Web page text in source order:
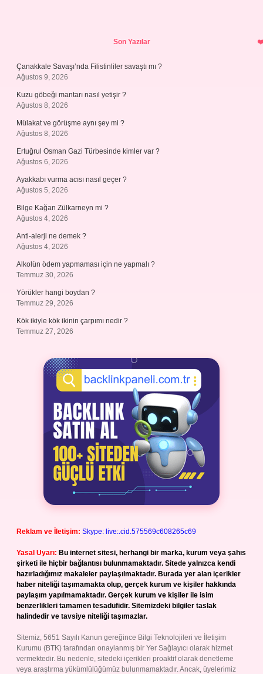
Son Yazılar
Çanakkale Savaşı’nda Filistinliler savaştı mı ?
Ağustos 9, 2026
Kuzu göbeği mantarı nasıl yetişir ?
Ağustos 8, 2026
Mülakat ve görüşme aynı şey mi ?
Ağustos 8, 2026
Ertuğrul Osman Gazi Türbesinde kimler var ?
Ağustos 6, 2026
Ayakkabı vurma acısı nasıl geçer ?
Ağustos 5, 2026
Bilge Kağan Zülkarneyn mi ?
Ağustos 4, 2026
Anti-alerji ne demek ?
Ağustos 4, 2026
Alkolün ödem yapmaması için ne yapmalı ?
Temmuz 30, 2026
Yörükler hangi boydan ?
Temmuz 29, 2026
Kök ikiyle kök ikinin çarpımı nedir ?
Temmuz 27, 2026
Reklam ve İletişim: Skype: live:.cid.575569c608265c69
Yasal Uyarı: Bu internet sitesi, herhangi bir marka, kurum veya şahıs
şirketi ile hiçbir bağlantısı bulunmamaktadır. Sitede yalnızca kendi
hazırladığımız makaleler paylaşılmaktadır. Burada yer alan içerikler
haber niteliği taşımamakta olup, gerçek kurum ve kişiler hakkında
paylaşım yapılmamaktadır. Gerçek kurum ve kişiler ile isim
benzerlikleri tamamen tesadüfidir. Sitemizdeki bilgiler taslak
halindedir ve tavsiye niteliği taşımazlar.
Sitemiz, 5651 Sayılı Kanun gereğince Bilgi Teknolojileri ve İletişim
Kurumu (BTK) tarafından onaylanmış bir Yer Sağlayıcı olarak hizmet
vermektedir. Bu nedenle, sitedeki içerikleri proaktif olarak denetleme
veya araştırma yükümlülüğümüz bulunmamaktadır. Ancak, üyelerimiz